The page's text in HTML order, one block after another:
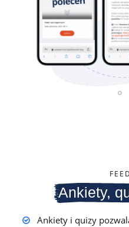
Ankiety,
Ankiety i quizy